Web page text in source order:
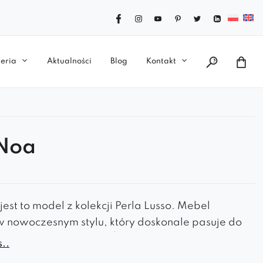
Aktualności Blog Kontakt
jest to model z kolekcji Perla Lusso. Mebel
nowoczesnym stylu, który doskonale pasuje do
czy salonu. Świetnie komponuje się z